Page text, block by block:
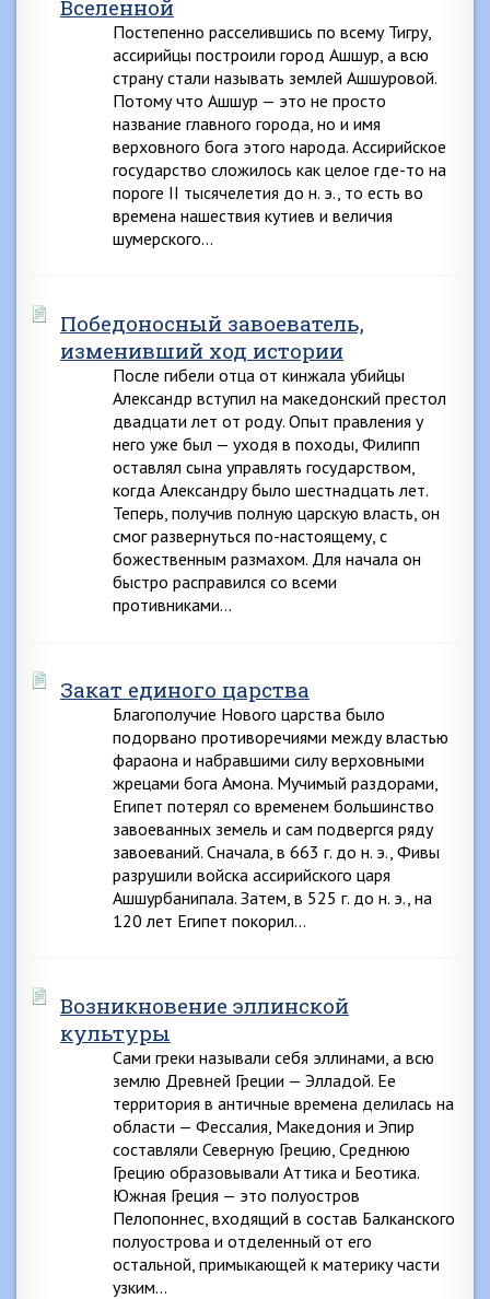
Вселенной
Постепенно расселившись по всему Тигру,
ассирийцы построили город Ашшур, а всю
страну стали называть землей Ашшуровой.
Потому что Ашшур — это не просто
название главного города, но и имя
верховного бога этого народа. Ассирийское
государство сложилось как целое где-то на
пороге II тысячелетия до н. э., то есть во
времена нашествия кутиев и величия
шумерского…
Победоносный завоеватель,
изменивший ход истории
После гибели отца от кинжала убийцы
Александр вступил на македонский престол
двадцати лет от роду. Опыт правления у
него уже был — уходя в походы, Филипп
оставлял сына управлять государством,
когда Александру было шестнадцать лет.
Теперь, получив полную царскую власть, он
смог развернуться по-настоящему, с
божественным размахом. Для начала он
быстро расправился со всеми
противниками…
Закат единого царства
Благополучие Нового царства было
подорвано противоречиями между властью
фараона и набравшими силу верховными
жрецами бога Амона. Мучимый раздорами,
Египет потерял со временем большинство
завоеванных земель и сам подвергся ряду
завоеваний. Сначала, в 663 г. до н. э., Фивы
разрушили войска ассирийского царя
Ашшурбанипала. Затем, в 525 г. до н. э., на
120 лет Египет покорил…
Возникновение эллинской
культуры
Сами греки называли себя эллинами, а всю
землю Древней Греции — Элладой. Ее
территория в античные времена делилась на
области — Фессалия, Македония и Эпир
составляли Северную Грецию, Среднюю
Грецию образовывали Аттика и Беотика.
Южная Греция — это полуостров
Пелопоннес, входящий в состав Балканского
полуострова и отделенный от его
остальной, примыкающей к материку части
узким…